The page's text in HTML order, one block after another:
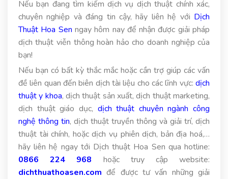
Nếu bạn đang tìm kiếm dịch vụ dịch thuật chính xác,
chuyên nghiệp và đáng tin cậy, hãy liên hệ với Dịch
Thuật Hoa Sen ngay hôm nay để nhận được giải pháp
dịch thuật viễn thông hoàn hảo cho doanh nghiệp của
bạn!
Nếu bạn có bất kỳ thắc mắc hoặc cần trợ giúp các vấn
đề liên quan đến biên dịch tài liệu cho các lĩnh vực:dịch
thuật y khoa, dịch thuật sản xuất, dịch thuật marketing,
dịch thuật giáo dục, dịch thuật chuyên ngành công
nghệ thông tin, dịch thuật truyền thông và giải trí, dịch
thuật tài chính, hoặc dịch vụ phiên dịch, bản địa hoá,…
hãy liên hệ ngay tới Dịch thuật Hoa Sen qua hotline:
0866 224 968 hoặc truy cập website:
dichthuathoasen.com để được tư vấn những giải